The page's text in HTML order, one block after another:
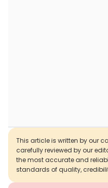
This article is written by our
carefully reviewed by our
the most accurate and
standards of quality,